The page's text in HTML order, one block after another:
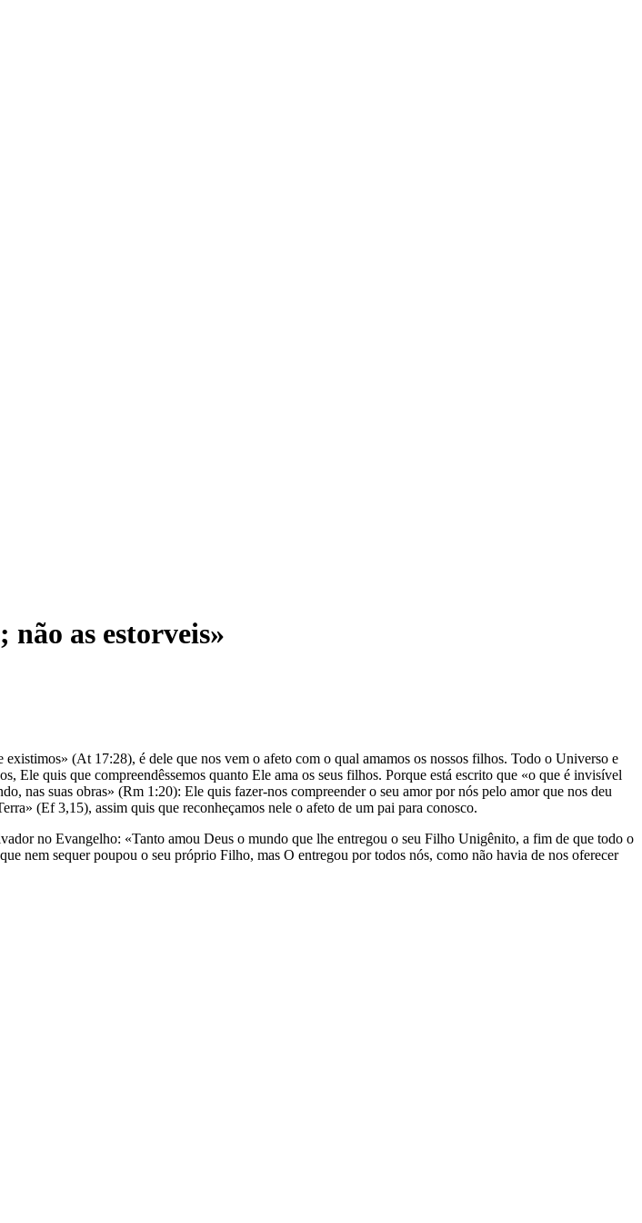
as estorveis»
(At 17:28), é dele que nos vem o afeto com o qual amamos os nossos filhos. Todo o Universo e
Ele quis que compreendêssemos quanto Ele ama os seus filhos. Porque está escrito que «o que é invisível
nas suas obras» (Rm 1:20): Ele quis fazer-nos compreender o seu amor por nós pelo amor que nos deu
(Ef 3,15), assim quis que reconheçamos nele o afeto de um pai para conosco.
no Evangelho: «Tanto amou Deus o mundo que lhe entregou o seu Filho Unigênito, a fim de que todo o
nem sequer poupou o seu próprio Filho, mas O entregou por todos nós, como não havia de nos oferecer